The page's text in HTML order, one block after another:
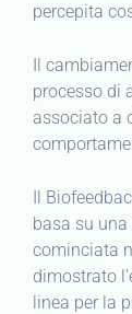
percepita
Il
processo di
associato a
Il
basa su
cominciata
dimostrato
linea per la